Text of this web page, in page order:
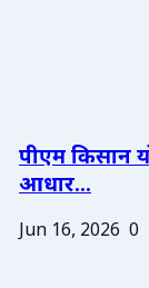
पीएम किसान
आधार...
Jun 16, 2026 0